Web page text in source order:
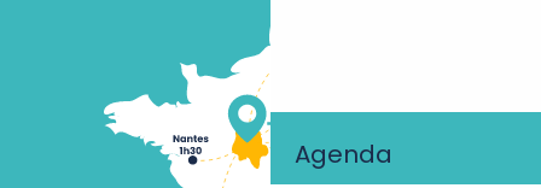
Agenda